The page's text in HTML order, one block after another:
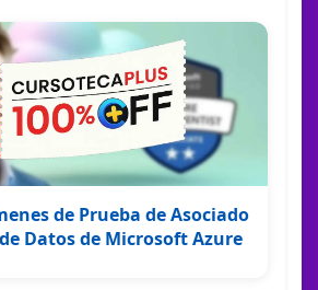
de Prueba de Asociado
Datos de Microsoft Azure